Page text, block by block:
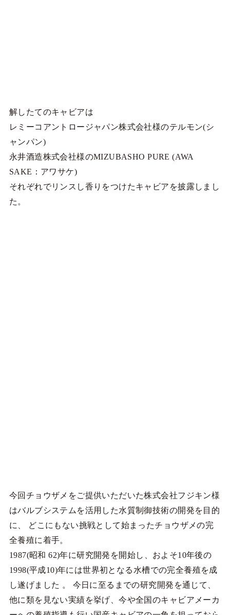
解したてのキャビアは
レミーコアントロージャパン株式会社様のテルモン(シ
ャンパン)
永井酒造株式会社様のMIZUBASHO PURE (AWA
SAKE：アワサケ)
それぞれでリンスし香りをつけたキャビアを披露しまし
た。
今回チョウザメをご提供いただいた株式会社フジキン様
はバルブシステムを活用した水質制御技術の開発を目的
に、 どこにもない挑戦として始まったチョウザメの完
全養殖に着手。
1987(昭和 62)年に研究開発を開始し、およそ10年後の
1998(平成10)年には世界初となる水槽での完全養殖を成
し遂げました 。 今日に至るまでの研究開発を通じて、
他に類を見ない実績を挙げ、今や全国のキャビアメーカ